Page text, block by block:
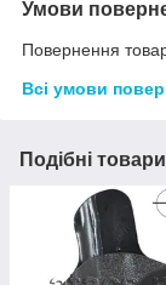
Умови
Повернення
Всі умови
Подібні